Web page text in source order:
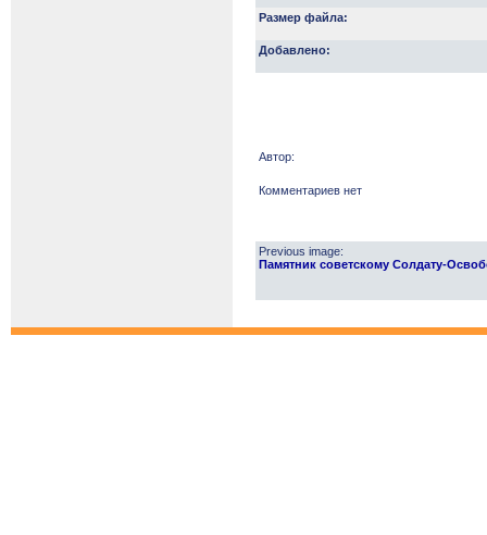
Размер файла:
Добавлено:
Автор:
Комментариев нет
Previous image:
Памятник советскому Солдату-